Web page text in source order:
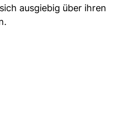
ausgiebig über ihren